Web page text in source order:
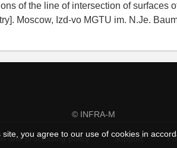
you agree to our use of cookies in
of the line of intersection of surfaces
Moscow, Izd-vo MGTU im. N.Je.
© INFRA-M
and processing policy Support